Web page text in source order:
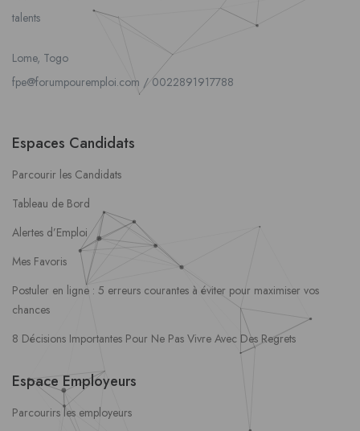
talents
Lome, Togo
fpe@forumpouremploi.com / 0022891917788
Espaces Candidats
Parcourir les Candidats
Tableau de Bord
Alertes d’Emploi
Mes Favoris
Postuler en ligne : 5 erreurs courantes à éviter pour maximiser vos
chances
8 Décisions Importantes Pour Ne Pas Vivre Avec Des Regrets
Espace Employeurs
Parcourirs les employeurs